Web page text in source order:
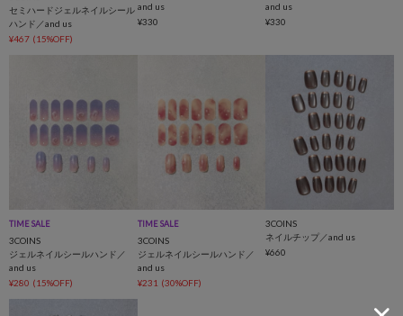
セミハードジェルネイルシール
ハンド／and us
¥467 (15%OFF)
and us
¥330
and us
¥330
TIME SALE
3COINS
ジェルネイルシールハンド／
and us
¥280 (15%OFF)
TIME SALE
3COINS
ジェルネイルシールハンド／
and us
¥231 (30%OFF)
3COINS
ネイルチップ／and us
¥660